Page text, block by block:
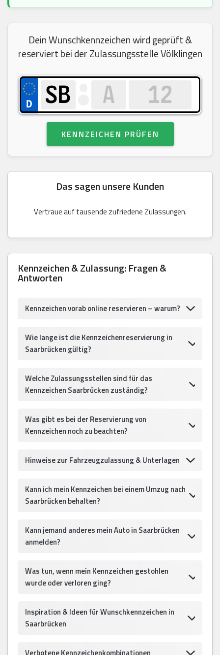
Dein Wunschkennzeichen wird geprüft &
reserviert bei der Zulassungsstelle Völklingen
KENNZEICHEN PRÜFEN
Das sagen unsere Kunden
Vertraue auf tausende zufriedene Zulassungen.
Kennzeichen & Zulassung: Fragen &
Antworten
Kennzeichen vorab online reservieren – warum?
Wie lange ist die Kennzeichenreservierung in
Saarbrücken gültig?
Welche Zulassungsstellen sind für das
Kennzeichen Saarbrücken zuständig?
Was gibt es bei der Reservierung von
Kennzeichen noch zu beachten?
Hinweise zur Fahrzeugzulassung & Unterlagen
Kann ich mein Kennzeichen bei einem Umzug nach
Saarbrücken behalten?
Kann jemand anderes mein Auto in Saarbrücken
anmelden?
Was tun, wenn mein Kennzeichen gestohlen
wurde oder verloren ging?
Inspiration & Ideen für Wunschkennzeichen in
Saarbrücken
Verbotene Kennzeichenkombinationen